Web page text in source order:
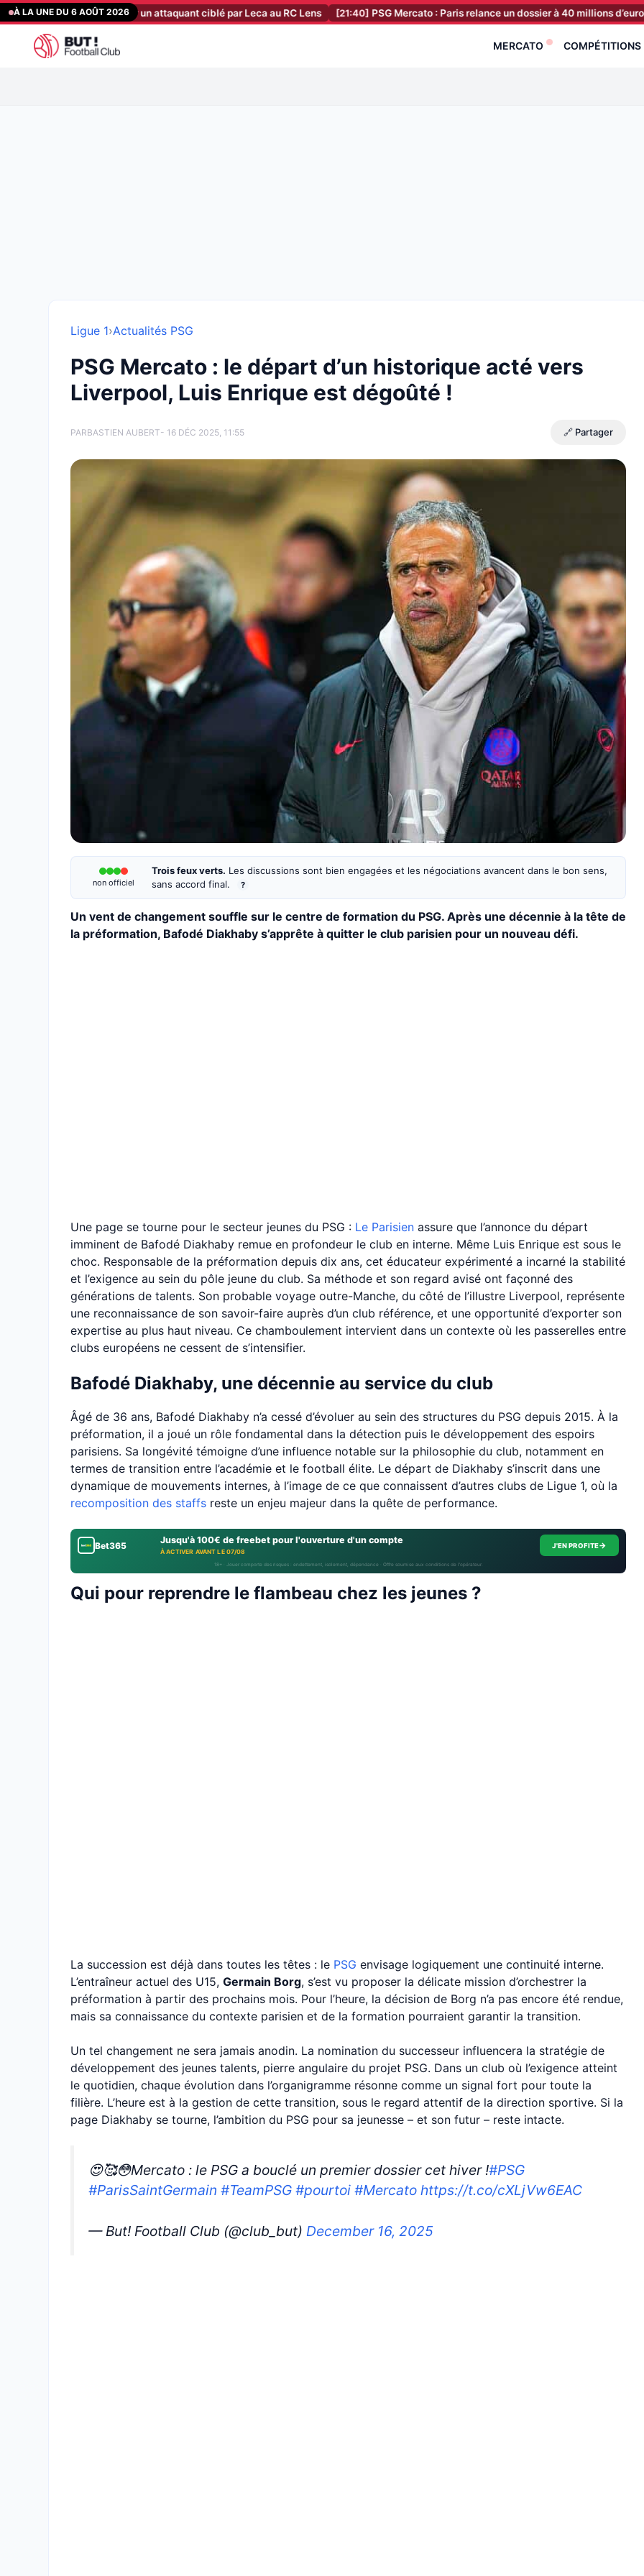
Aller
au
contenu
À LA UNE DU 6 AOÛT 2026
est partie pour un attaquant ciblé par Leca au RC Lens [21:40] PSG Mercato : Paris relance un dossier à 40 millions d’euros !
MERCATO COMPÉTITIONS
Ligue 1›Actualités PSG
PSG Mercato : le départ d’un historique acté vers
Liverpool, Luis Enrique est dégoûté !
PARBASTIEN AUBERT- 16 DÉC 2025, 11:55 🔗 Partager
non officiel
Trois feux verts. Les discussions sont bien engagées et les négociations avancent dans le bon sens,
sans accord final.
?
Un vent de changement souffle sur le centre de formation du PSG. Après une décennie à la tête de
la préformation, Bafodé Diakhaby s’apprête à quitter le club parisien pour un nouveau défi.
Une page se tourne pour le secteur jeunes du PSG : Le Parisien assure que l’annonce du départ
imminent de Bafodé Diakhaby remue en profondeur le club en interne. Même Luis Enrique est sous le
choc. Responsable de la préformation depuis dix ans, cet éducateur expérimenté a incarné la stabilité
et l’exigence au sein du pôle jeune du club. Sa méthode et son regard avisé ont façonné des
générations de talents. Son probable voyage outre-Manche, du côté de l’illustre Liverpool, représente
une reconnaissance de son savoir-faire auprès d’un club référence, et une opportunité d’exporter son
expertise au plus haut niveau. Ce chamboulement intervient dans un contexte où les passerelles entre
clubs européens ne cessent de s’intensifier.
Bafodé Diakhaby, une décennie au service du club
Âgé de 36 ans, Bafodé Diakhaby n’a cessé d’évoluer au sein des structures du PSG depuis 2015. À la
préformation, il a joué un rôle fondamental dans la détection puis le développement des espoirs
parisiens. Sa longévité témoigne d’une influence notable sur la philosophie du club, notamment en
termes de transition entre l’académie et le football élite. Le départ de Diakhaby s’inscrit dans une
dynamique de mouvements internes, à l’image de ce que connaissent d’autres clubs de Ligue 1, où la
recomposition des staffs reste un enjeu majeur dans la quête de performance.
Bet365 Jusqu'à 100€ de freebet pour l'ouverture d'un compte
À ACTIVER AVANT LE 07/08
J'EN PROFITE→
18+ · Jouer comporte des risques : endettement, isolement, dépendance · Offre soumise aux conditions de l’opérateur.
Qui pour reprendre le flambeau chez les jeunes ?
La succession est déjà dans toutes les têtes : le PSG envisage logiquement une continuité interne.
L’entraîneur actuel des U15, Germain Borg, s’est vu proposer la délicate mission d’orchestrer la
préformation à partir des prochains mois. Pour l’heure, la décision de Borg n’a pas encore été rendue,
mais sa connaissance du contexte parisien et de la formation pourraient garantir la transition.
Un tel changement ne sera jamais anodin. La nomination du successeur influencera la stratégie de
développement des jeunes talents, pierre angulaire du projet PSG. Dans un club où l’exigence atteint
le quotidien, chaque évolution dans l’organigramme résonne comme un signal fort pour toute la
filière. L’heure est à la gestion de cette transition, sous le regard attentif de la direction sportive. Si la
page Diakhaby se tourne, l’ambition du PSG pour sa jeunesse – et son futur – reste intacte.
😍🥰😳Mercato : le PSG a bouclé un premier dossier cet hiver !#PSG
#ParisSaintGermain #TeamPSG #pourtoi #Mercato https://t.co/cXLjVw6EAC
— But! Football Club (@club_but) December 16, 2025